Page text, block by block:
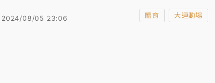
2024/08/05 23:06 體育 大運動場